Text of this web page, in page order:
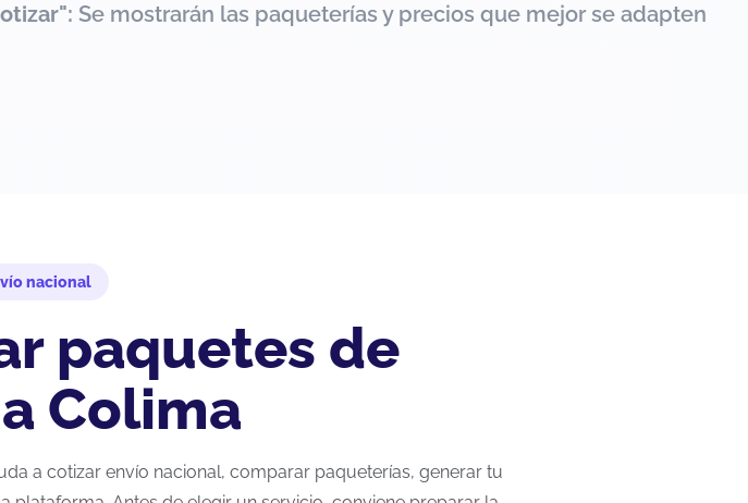
Se mostrarán las paqueterías y precios que mejor se adapten
nacional
paquetes de
Colima
a cotizar envío nacional, comparar paqueterías, generar tu